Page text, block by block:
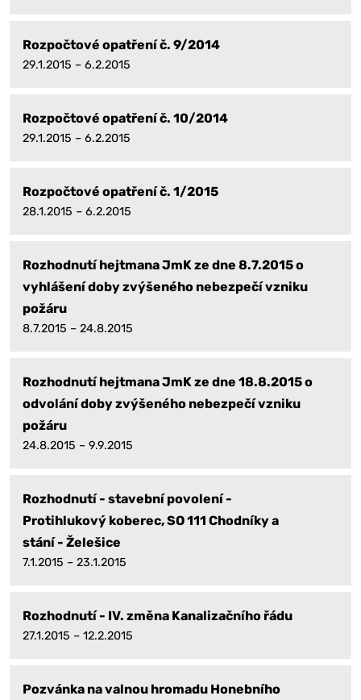
Rozpočtové opatření č. 9/2014
29.1.2015 – 6.2.2015
Rozpočtové opatření č. 10/2014
29.1.2015 – 6.2.2015
Rozpočtové opatření č. 1/2015
28.1.2015 – 6.2.2015
Rozhodnutí hejtmana JmK ze dne 8.7.2015 o
vyhlášení doby zvýšeného nebezpečí vzniku
požáru
8.7.2015 – 24.8.2015
Rozhodnutí hejtmana JmK ze dne 18.8.2015 o
odvolání doby zvýšeného nebezpečí vzniku
požáru
24.8.2015 – 9.9.2015
Rozhodnutí - stavební povolení -
Protihlukový koberec, SO 111 Chodníky a
stání - Želešice
7.1.2015 – 23.1.2015
Rozhodnutí - IV. změna Kanalizačního řádu
27.1.2015 – 12.2.2015
Pozvánka na valnou hromadu Honebního